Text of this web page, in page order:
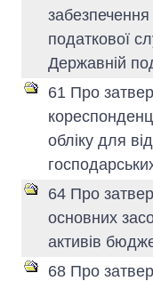
забезпечення
податкової
Державній
61 Про
обліку для
64 Про
основних
активів
68 Про